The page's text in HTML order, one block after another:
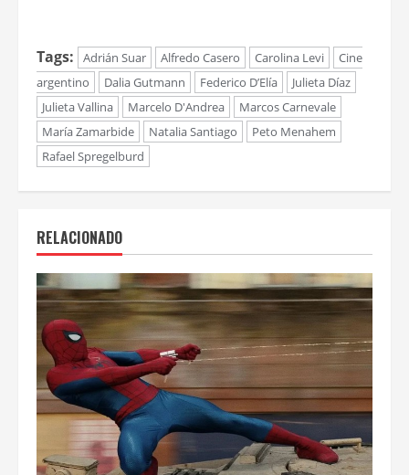
Tags: Adrián Suar Alfredo Casero Carolina Levi
Cine
argentino
Dalia Gutmann Federico D’Elía
Julieta Díaz
Julieta Vallina
Marcelo D'Andrea
Marcos Carnevale
María Zamarbide
Natalia Santiago
Peto Menahem
Rafael Spregelburd
RELACIONADO